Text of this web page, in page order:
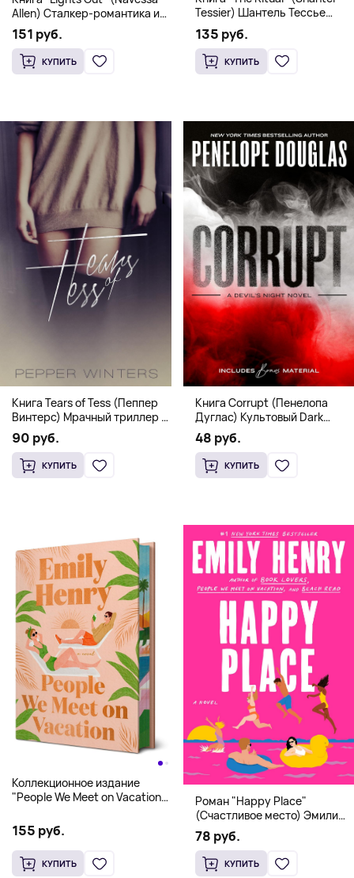
Allen) Сталкер-романтика и
человек в маске (18+)
151 руб.
КУПИТЬ
Tessier) Шантель Тессье
Экстремальный дарк-
романс бестселлер (18+)
135 руб.
КУПИТЬ
Книга Tears of Tess (Пеппер
Винтерс) Мрачный триллер о
выживании и страсти (18+)
90 руб.
КУПИТЬ
Книга Corrupt (Пенелопа
Дуглас) Культовый Dark
Romance бестселлер (18+)
48 руб.
КУПИТЬ
Коллекционное издание
"People We Meet on Vacation"
Hardcover
155 руб.
КУПИТЬ
Роман "Happy Place"
(Счастливое место) Эмили
Генри | Твердый переплет
78 руб.
КУПИТЬ